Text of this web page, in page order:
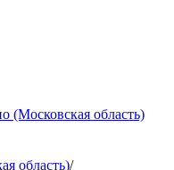
(Московская область)
область)/